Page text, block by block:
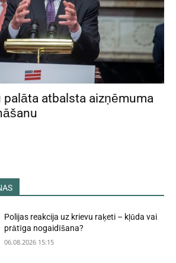
palāta atbalsta aizņēmuma
Polijas reakcija uz krievu raķeti – kļūda vai
prātīga nogaidīšana?
06.08.2026 15:15